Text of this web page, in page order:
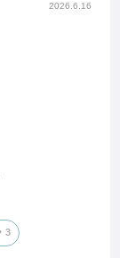
2026.6.16
3